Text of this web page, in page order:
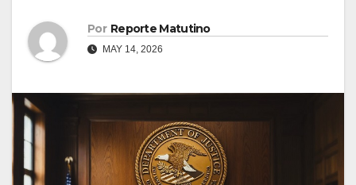
Por Reporte Matutino
MAY 14, 2026